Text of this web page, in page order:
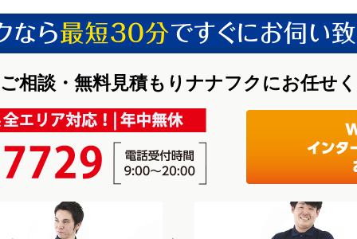
相談・無料見積もりナナフクにお任せ